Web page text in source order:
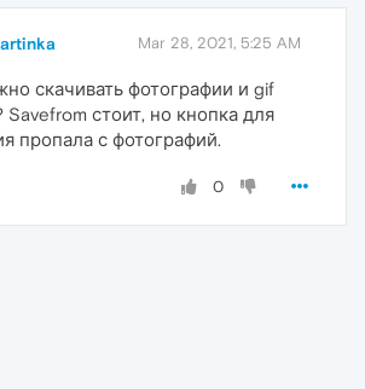
Mar 28, 2021, 5:25 AM
скачивать фотографии и gif
Savefrom стоит, но кнопка для
пропала с фотографий.
0